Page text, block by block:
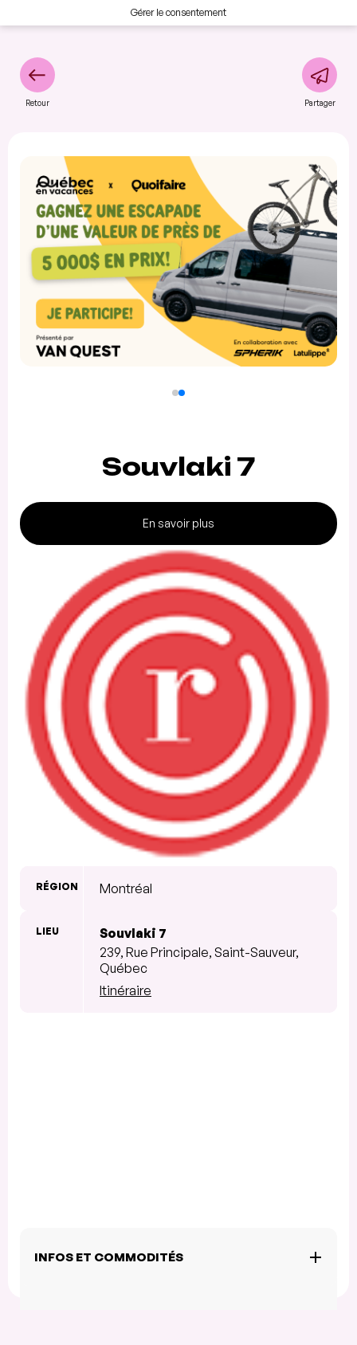
Gérer le consentement
Retour Partager
Souvlaki 7
En savoir plus
RÉGION Montréal
LIEU
Souvlaki 7
239, Rue Principale, Saint-Sauveur,
Québec
Itinéraire
INFOS ET COMMODITÉS